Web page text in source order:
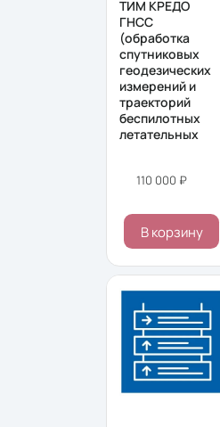
ТИМ КРЕДО
ГНСС
(обработка
спутниковых
геодезических
измерений и
траекторий
беспилотных
летательных
110 000 ₽
В корзину